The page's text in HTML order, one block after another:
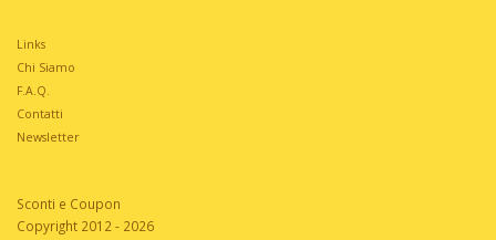
Links
Chi Siamo
F.A.Q.
Contatti
Newsletter
Sconti e Coupon
Copyright 2012 - 2026